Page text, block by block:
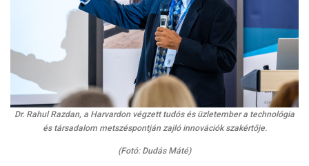
Dr. Rahul Razdan, a Harvardon végzett tudós és üzletember a technológia
és társadalom metszéspontján zajló innovációk szakértője.
(Fotó: Dudás Máté)